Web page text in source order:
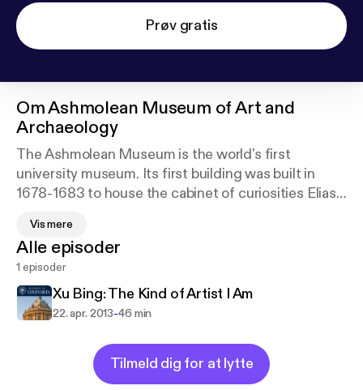
Prøv gratis
OmAshmolean Museum of Art and
Archaeology
The Ashmolean Museum is the world's first
university museum. Its first building was built in
1678-1683 to house the cabinet of curiosities Elias
museum reopened in 2009 after a major
redevelopment. In November 2011 new galleries
focusing on Egypt and Nubia were also unveiled.
Vis mere
Alle episoder
1 episoder
Xu Bing: The Kind of Artist I Am
22. apr. 2013-46 min
Tilmeld dig for at lytte